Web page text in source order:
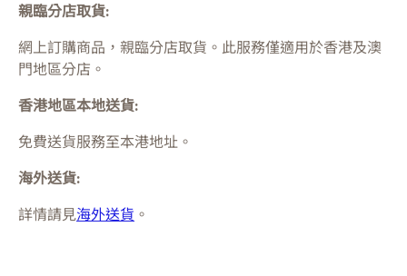
親臨分店取貨:
網上訂購商品，親臨分店取貨。此服務僅適用於香港及澳
門地區分店。
香港地區本地送貨:
免費送貨服務至本港地址。
海外送貨:
詳情請見海外送貨 。